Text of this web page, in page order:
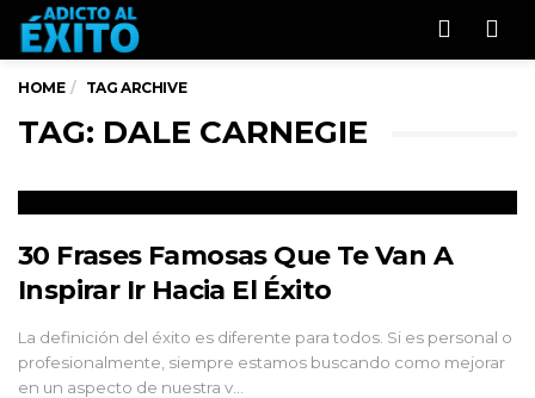
HOME TAG ARCHIVE
TAG: DALE CARNEGIE
30 Frases Famosas Que Te Van A
Inspirar Ir Hacia El Éxito
La definición del éxito es diferente para todos. Si es personal o
profesionalmente, siempre estamos buscando como mejorar
en un aspecto de nuestra v…